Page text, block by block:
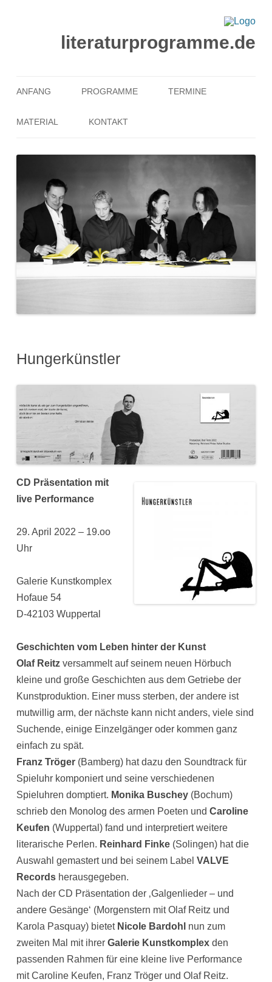
literaturprogramme.de
Inhalt
ANFANG PROGRAMME TERMINE
MATERIAL KONTAKT
Hungerkünstler
CD Präsentation mit
live Performance
29. April 2022 – 19.oo
Uhr
Galerie Kunstkomplex
Hofaue 54
D-42103 Wuppertal
Geschichten vom Leben hinter der Kunst
Olaf Reitz versammelt auf seinem neuen Hörbuch
kleine und große Geschichten aus dem Getriebe der
Kunstproduktion. Einer muss sterben, der andere ist
mutwillig arm, der nächste kann nicht anders, viele sind
Suchende, einige Einzelgänger oder kommen ganz
einfach zu spät.
Franz Tröger (Bamberg) hat dazu den Soundtrack für
Spieluhr komponiert und seine verschiedenen
Spieluhren domptiert. Monika Buschey (Bochum)
schrieb den Monolog des armen Poeten undCaroline
Keufen (Wuppertal) fand und interpretiert weitere
literarische Perlen. Reinhard Finke (Solingen) hat die
Auswahl gemastert und bei seinem Label VALVE
Records herausgegeben.
Nach der CD Präsentation der ‚Galgenlieder – und
andere Gesänge‘ (Morgenstern mit Olaf Reitz und
Karola Pasquay) bietet Nicole Bardohl nun zum
zweiten Mal mit ihrerGalerie Kunstkomplex den
passenden Rahmen für eine kleine live Performance
mit Caroline Keufen, Franz Tröger und Olaf Reitz.